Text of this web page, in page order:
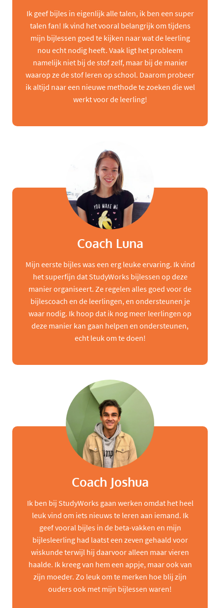
Ik geef bijles in eigenlijk alle talen, ik ben een super
talen fan! Ik vind het vooral belangrijk om tijdens
mijn bijlessen goed te kijken naar wat de leerling
nou echt nodig heeft. Vaak ligt het probleem
namelijk niet bij de stof zelf, maar bij de manier
waarop ze de stof leren op school. Daarom probeer
ik altijd naar een nieuwe methode te zoeken die wel
werkt voor de leerling!
Coach Luna
Mijn eerste bijles was een erg leuke ervaring. Ik vind
het superfijn dat StudyWorks bijlessen op deze
manier organiseert. Ze regelen alles goed voor de
bijlescoach en de leerlingen, en ondersteunen je
waar nodig. Ik hoop dat ik nog meer leerlingen op
deze manier kan gaan helpen en ondersteunen,
echt leuk om te doen!
Coach Joshua
Ik ben bij StudyWorks gaan werken omdat het heel
leuk vind om iets nieuws te leren aan iemand. Ik
geef vooral bijles in de beta-vakken en mijn
bijlesleerling had laatst een zeven gehaald voor
wiskunde terwijl hij daarvoor alleen maar vieren
haalde. Ik kreeg van hem een appje, maar ook van
zijn moeder. Zo leuk om te merken hoe blij zijn
ouders ook met mijn bijlessen waren!